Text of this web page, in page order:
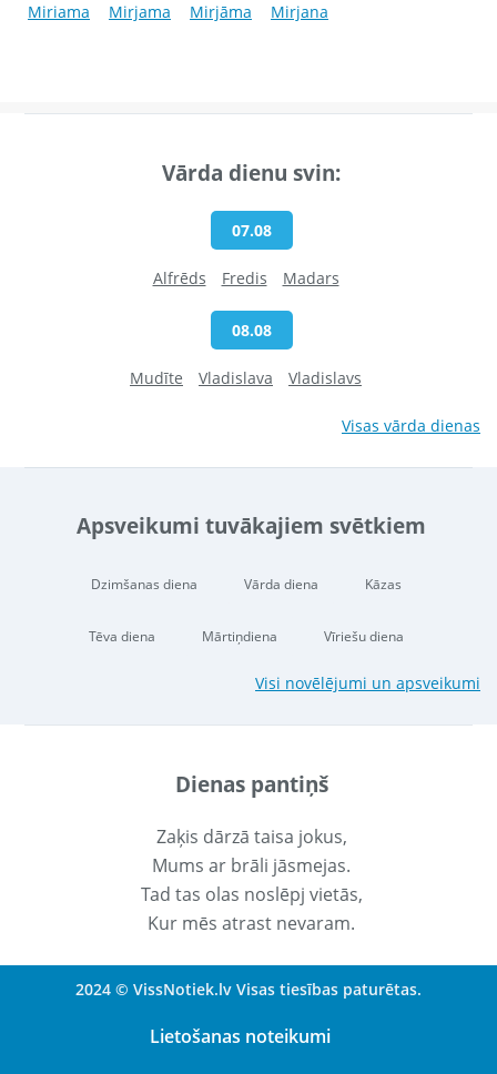
Miriama
Mirjama Mirjāma Mirjana
Vārda dienu svin:
07.08
Alfrēds Fredis Madars
08.08
Mudīte Vladislava Vladislavs
Visas vārda dienas
Apsveikumi tuvākajiem svētkiem
Dzimšanas diena Vārda diena Kāzas
Tēva diena Mārtiņdiena Vīriešu diena
Visi novēlējumi un apsveikumi
Dienas pantiņš
Zaķis dārzā taisa jokus,
Mums ar brāli jāsmejas.
Tad tas olas noslēpj vietās,
Kur mēs atrast nevaram.
2024 © VissNotiek.lv Visas tiesības paturētas.
Lietošanas noteikumi